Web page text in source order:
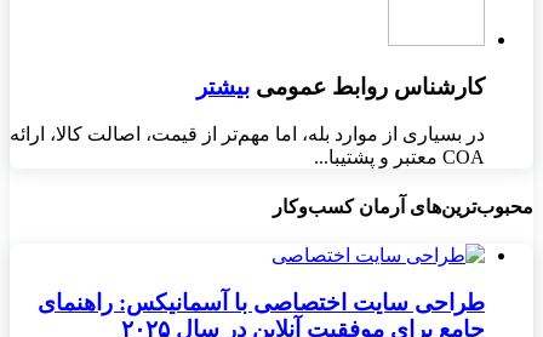
کارشناس روابط عمومی بیشتر
در بسیاری از موارد بله، اما مهم‌تر از قیمت، اصالت کالا، ارائه
COA معتبر و پشتیبا...
محبوب‌ترین‌های آرمان کسب‌وکار
طراحی سایت اختصاصی با آسمانیکس: راهنمای
جامع برای موفقیت آنلاین در سال ۲۰۲۵